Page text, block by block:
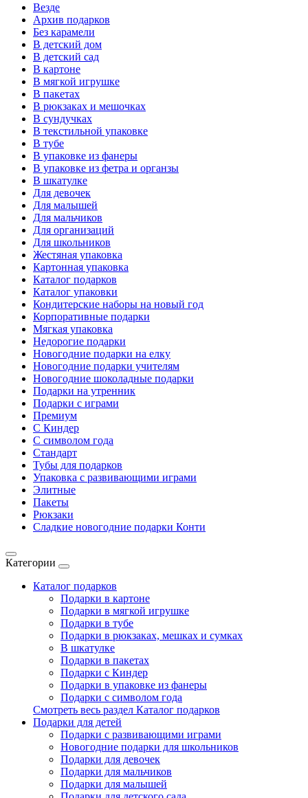
Везде
Архив подарков
Без карамели
В детский дом
В детский сад
В картоне
В мягкой игрушке
В пакетах
В рюкзаках и мешочках
В сундучках
В текстильной упаковке
В тубе
В упаковке из фанеры
В упаковке из фетра и органзы
В шкатулке
Для девочек
Для малышей
Для мальчиков
Для организаций
Для школьников
Жестяная упаковка
Картонная упаковка
Каталог подарков
Каталог упаковки
Кондитерские наборы на новый год
Корпоративные подарки
Мягкая упаковка
Недорогие подарки
Новогодние подарки на елку
Новогодние подарки учителям
Новогодние шоколадные подарки
Подарки на утренник
Подарки с играми
Премиум
С Киндер
С символом года
Стандарт
Тубы для подарков
Упаковка с развивающими играми
Элитные
Пакеты
Рюкзаки
Сладкие новогодние подарки Конти
Категории
Каталог подарков
Подарки в картоне
Подарки в мягкой игрушке
Подарки в тубе
Подарки в рюкзаках, мешках и сумках
В шкатулке
Подарки в пакетах
Подарки с Киндер
Подарки в упаковке из фанеры
Подарки с символом года
Смотреть весь раздел Каталог подарков
Подарки для детей
Подарки с развивающими играми
Новогодние подарки для школьников
Подарки для девочек
Подарки для мальчиков
Подарки для малышей